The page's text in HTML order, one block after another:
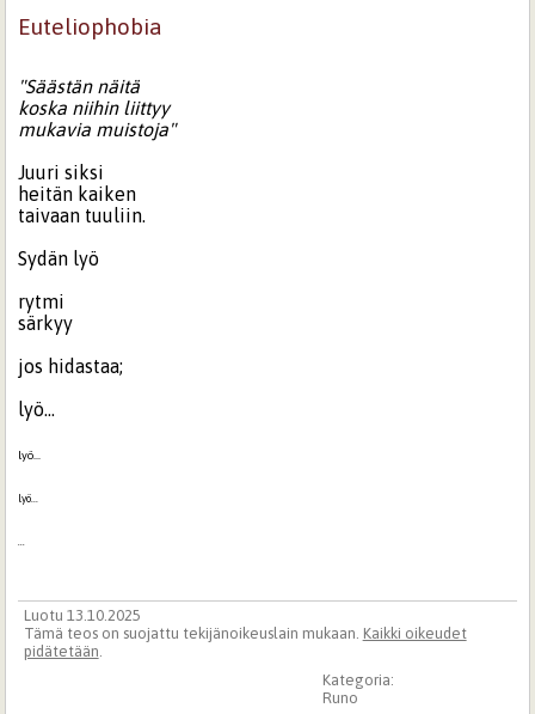
Euteliophobia
"Säästän näitä
koska niihin liittyy
mukavia muistoja"
Juuri siksi
heitän kaiken
taivaan tuuliin.
Sydän lyö
rytmi
särkyy
jos hidastaa;
lyö...
lyö...
lyö...
...
Luotu 13.10.2025
Tämä teos on suojattu tekijänoikeuslain mukaan. Kaikki oikeudet
pidätetään.
Kategoria:
Runo